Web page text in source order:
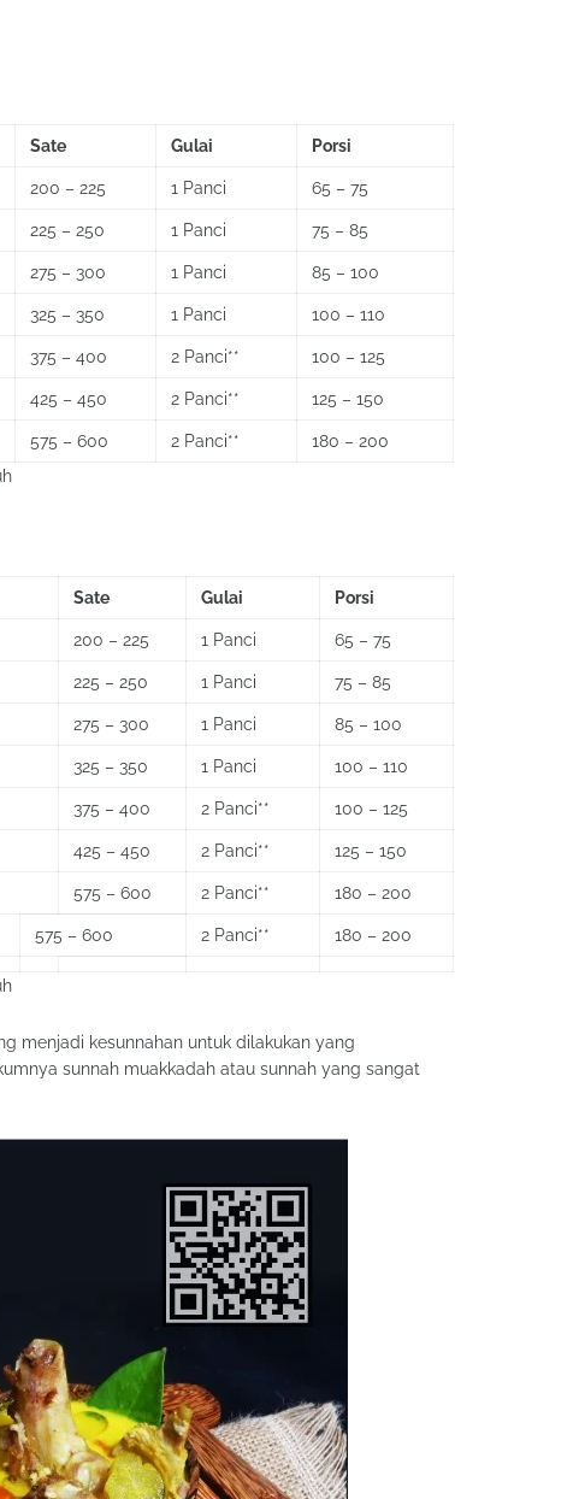
Sate Gulai Porsi
200 – 225 1 Panci 65 – 75
225 – 250 1 Panci 75 – 85
275 – 300 1 Panci 85 – 100
325 – 350 1 Panci 100 – 110
375 – 400 2 Panci** 100 – 125
425 – 450 2 Panci** 125 – 150
575 – 600 2 Panci**
180 – 200
Sate Gulai Porsi
200 – 225 1 Panci 65 – 75
225 – 250 1 Panci 75 – 85
275 – 300 1 Panci 85 – 100
325 – 350 1 Panci 100 – 110
375 – 400 2 Panci** 100 – 125
425 – 450 2 Panci** 125 – 150
575 – 600 2 Panci** 180 – 200
575 – 600 2 Panci** 180 – 200
menjadi kesunnahan untuk dilakukan yang
sunnah muakkadah atau sunnah yang sangat